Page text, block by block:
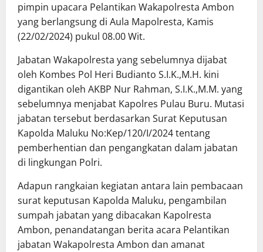
pimpin upacara Pelantikan Wakapolresta Ambon
yang berlangsung di Aula Mapolresta, Kamis
(22/02/2024) pukul 08.00 Wit.
Jabatan Wakapolresta yang sebelumnya dijabat
oleh Kombes Pol Heri Budianto S.I.K.,M.H. kini
digantikan oleh AKBP Nur Rahman, S.I.K.,M.M. yang
sebelumnya menjabat Kapolres Pulau Buru. Mutasi
jabatan tersebut berdasarkan Surat Keputusan
Kapolda Maluku No:Kep/120/I/2024 tentang
pemberhentian dan pengangkatan dalam jabatan
di lingkungan Polri.
Adapun rangkaian kegiatan antara lain pembacaan
surat keputusan Kapolda Maluku, pengambilan
sumpah jabatan yang dibacakan Kapolresta
Ambon, penandatangan berita acara Pelantikan
jabatan Wakapolresta Ambon dan amanat